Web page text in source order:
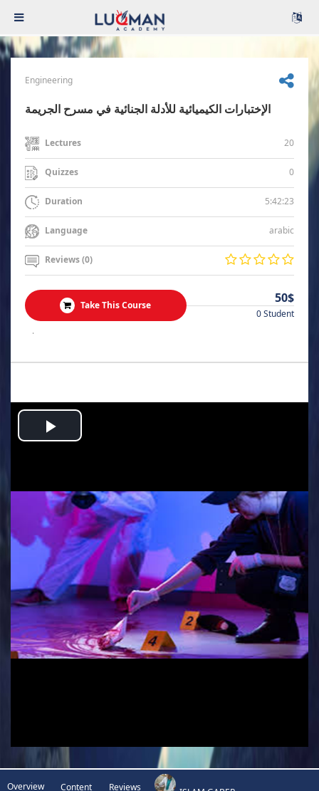
Engineering
الإختبارات الكيميائية للأدلة الجنائية في مسرح الجريمة
Lectures 20
Quizzes 0
Duration 5:42:23
Language arabic
Reviews (0)
Take This Course 50$
0 Student
.
Play
Overview Content Reviews